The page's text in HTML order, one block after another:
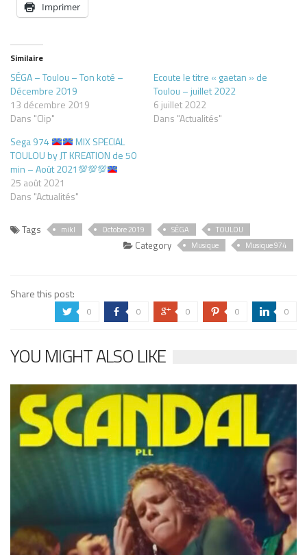
Imprimer
Similaire
SÉGA – Toulou – Ton koté –
Décembre 2019
13 décembre 2019
Dans "Clip"
Ecoute le titre « gaetan » de
Toulou – juillet 2022
6 juillet 2022
Dans "Actualités"
Sega 974
MIX SPECIAL
TOULOU by JT KREATION de 50
min – Août 2021💯💯💯
25 août 2021
Dans "Actualités"
Tags mikl Octobre 2019 SÉGA TOULOU
Category Musique Musique 974
Share this post:
a 0 b 0 c 0 d 0 j 0
YOU MIGHT ALSO LIKE